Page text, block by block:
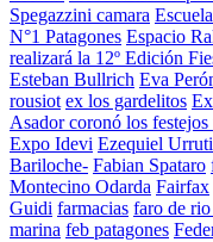
Spegazzini camara
N°1 Patagones Espacio
realizará la 12º Edición
Esteban Bullrich Eva
rousiot ex los gardelitos
Asador coronó los
Expo Idevi Ezequiel
Bariloche- Fabian Spataro
Montecino Odarda Fairfax
Guidi farmacias faro de
marina feb patagones